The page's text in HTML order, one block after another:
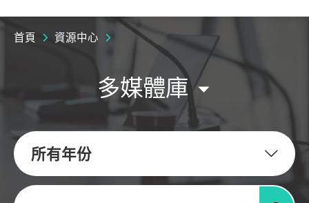
首頁 資源中心
多媒體庫
所有年份
關鍵字